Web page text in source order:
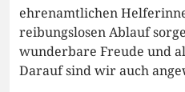
ehrenamtlichen
reibungslosen Ablauf
wunderbare Freude und
Darauf sind wir auch